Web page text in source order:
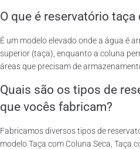
O que é reservatório taça
É um modelo elevado onde a água é
superior (taça), enquanto a coluna
áreas que precisam de
Quais são os tipos de
que vocês fabricam?
Fabricamos diversos tipos de
modelo Taça com Coluna Seca, Taça